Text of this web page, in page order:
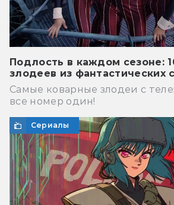
Подлость в каждом сезоне:
злодеев из фантастических
Самые коварные злодеи с
все номер один!
Сериалы